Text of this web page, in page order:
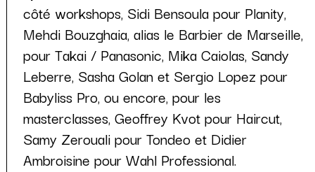
côté workshops, Sidi Bensoula pour Planity,
Mehdi Bouzghaia, alias le Barbier de Marseille,
pour Takai / Panasonic, Mika Caiolas, Sandy
Leberre, Sasha Golan et Sergio Lopez pour
Babyliss Pro, ou encore, pour les
masterclasses, Geoffrey Kvot pour Haircut,
Samy Zerouali pour Tondeo et Didier
Ambroisine pour Wahl Professional.